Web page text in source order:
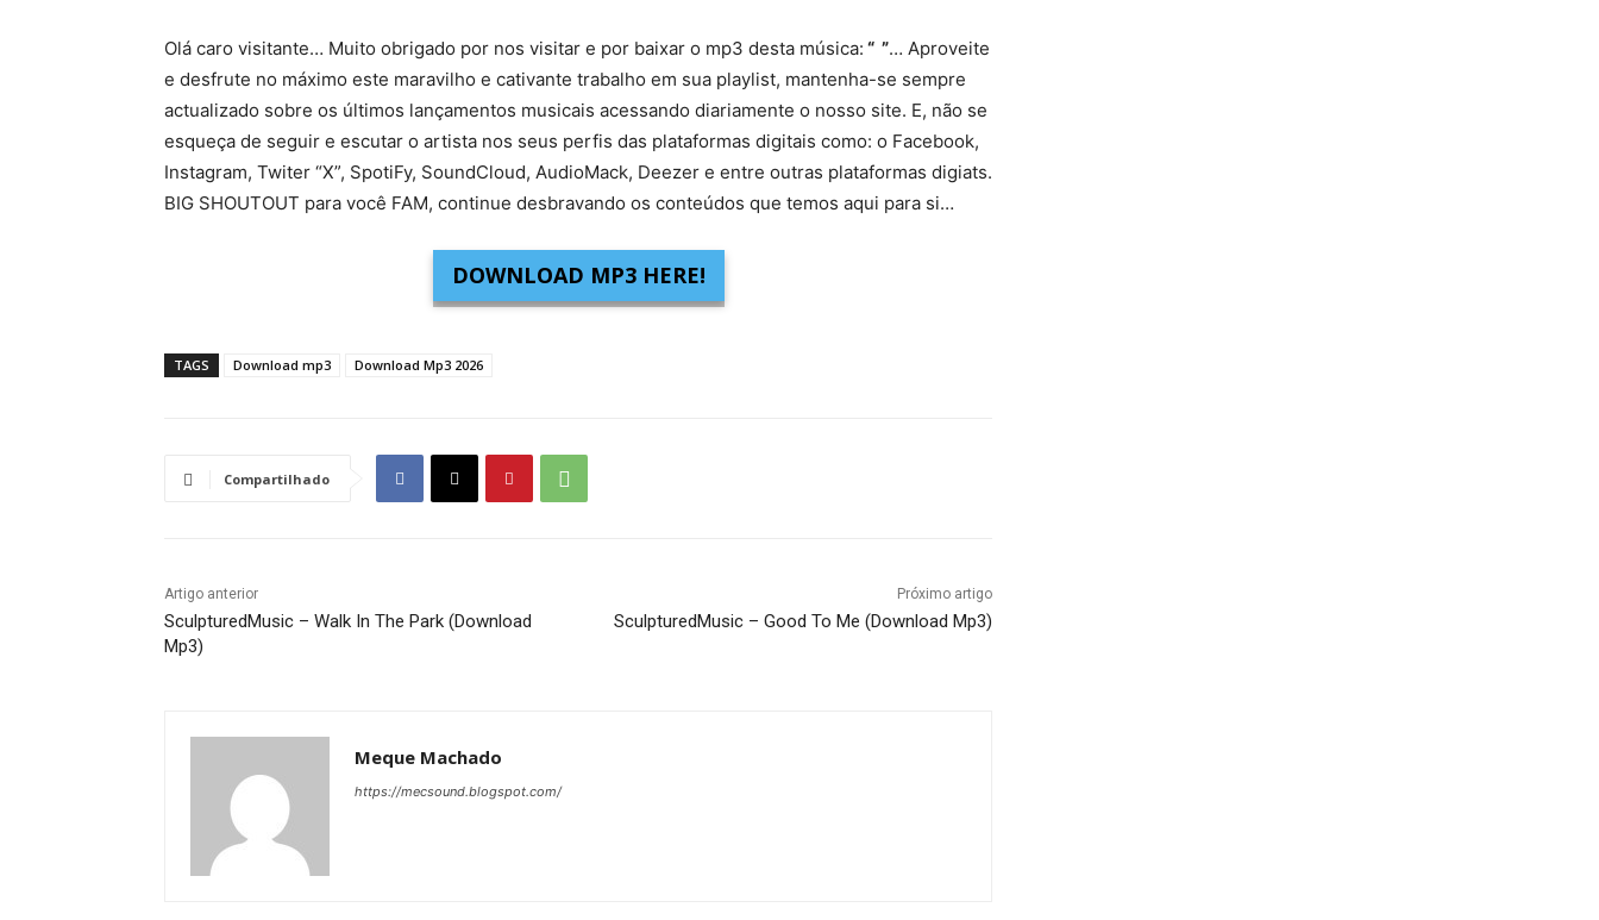
Olá caro visitante… Muito obrigado por nos visitar e por baixar o mp3 desta música: “ ”… Aproveite
e desfrute no máximo este maravilho e cativante trabalho em sua playlist, mantenha-se sempre
actualizado sobre os últimos lançamentos musicais acessando diariamente o nosso site. E, não se
esqueça de seguir e escutar o artista nos seus perfis das plataformas digitais como: o Facebook,
Instagram, Twiter “X”, SpotiFy, SoundCloud, AudioMack, Deezer e entre outras plataformas digiats.
BIG SHOUTOUT para você FAM, continue desbravando os conteúdos que temos aqui para si…
DOWNLOAD MP3 HERE!
TAGS Download mp3 Download Mp3 2026
Compartilhado
Artigo anterior
SculpturedMusic – Walk In The Park (Download
Mp3)
Próximo artigo
SculpturedMusic – Good To Me (Download Mp3)
Meque Machado
https://mecsound.blogspot.com/